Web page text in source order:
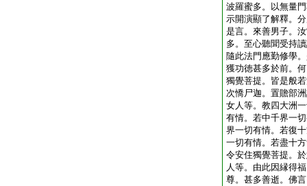
波羅蜜多。以無量
示開演顯了解釋。
是言。來善男子。
多。至心聽聞受持
隨此法門應勤修學
獲功徳甚多於前。
獨覺菩提。皆是般
次憍尸迦。置贍部
女人等。教四大洲
有情。若中千界一
界一切有情。若復
一切有情。若盡十
令安住獨覺菩提。
人等。由此因縁得
尊。甚多善逝。佛